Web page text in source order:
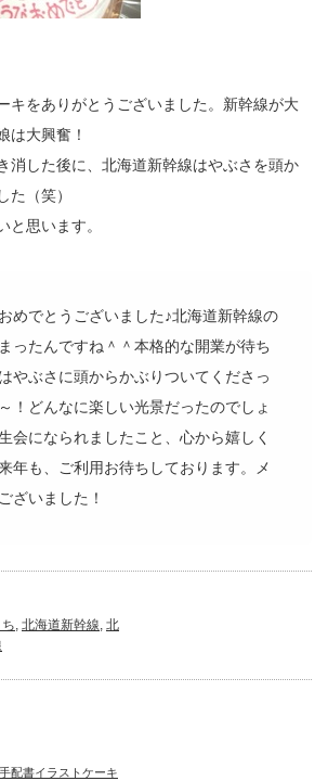
キをありがとうございました。新幹線が大
は大興奮！
消した後に、北海道新幹線はやぶさを頭か
た（笑）
と思います。
めでとうございました♪北海道新幹線の
ったんですね＾＾本格的な開業が待ち
やぶさに頭からかぶりついてくださっ
！どんなに楽しい光景だったのでしょ
会になられましたこと、心から嬉しく
年も、ご利用お待ちしております。メ
ざいました！
, 北海道新幹線, 北
配書イラストケーキ